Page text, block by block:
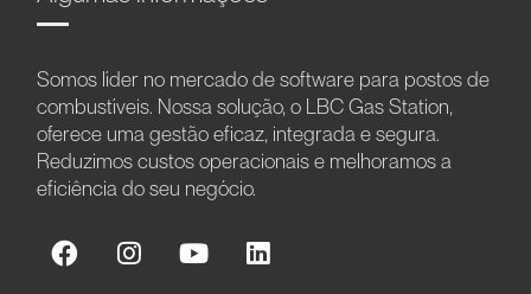
Somos líder no mercado de software para postos de
combustíveis. Nossa solução, o LBC Gas Station,
oferece uma gestão eficaz, integrada e segura.
Reduzimos custos operacionais e melhoramos a
eficiência do seu negócio.